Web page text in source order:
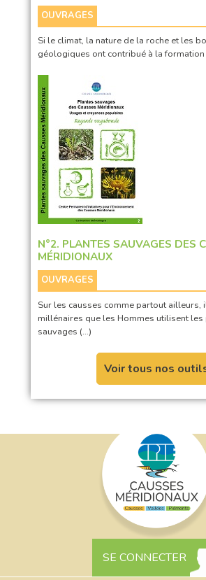
OUVRAGES
Si le climat, la nature de la roche et les
géologiques ont contribué à la
N°2. PLANTES SAUVAGES DES
MÉRIDIONAUX
OUVRAGES
Sur les causses comme partout ailleurs,
millénaires que les Hommes utilisent les
sauvages (…)
Voir tous nos
SE CONNECTER